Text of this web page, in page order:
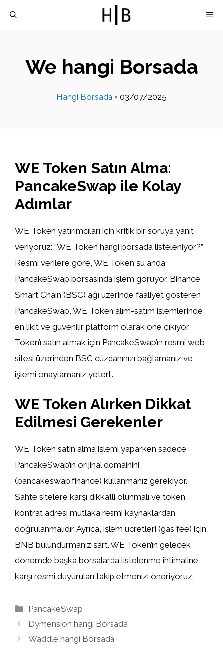
We hangi Borsada
Hangi Borsada • 03/07/2025
WE Token Satın Alma:
PancakeSwap ile Kolay
Adımlar
WE Token yatırımcıları için kritik bir soruya yanıt
veriyoruz: “WE Token hangi borsada listeleniyor?”
Resmi verilere göre, WE Token şu anda
PancakeSwap borsasında işlem görüyor. Binance
Smart Chain (BSC) ağı üzerinde faaliyet gösteren
PancakeSwap, WE Token alım-satım işlemlerinde
en likit ve güvenilir platform olarak öne çıkıyor.
Token’ı satın almak için PancakeSwap’ın resmi web
sitesi üzerinden BSC cüzdanınızı bağlamanız ve
işlemi onaylamanız yeterli.
WE Token Alırken Dikkat
Edilmesi Gerekenler
WE Token satın alma işlemi yaparken sadece
PancakeSwap’ın orijinal domainini
(pancakeswap.finance) kullanmanız gerekiyor.
Sahte sitelere karşı dikkatli olunmalı ve token
kontrat adresi mutlaka resmi kaynaklardan
doğrulanmalıdır. Ayrıca, işlem ücretleri (gas fee) için
BNB bulundurmanız şart. WE Token’ın gelecek
dönemde başka borsalarda listelenme ihtimaline
karşı resmi duyuruları takip etmenizi öneriyoruz.
Kategoriler
PancakeSwap
Dymension hangi Borsada
Waddle hangi Borsada